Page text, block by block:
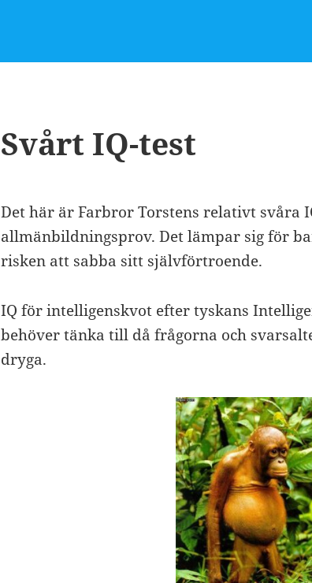
Svårt IQ-test
Det här är Farbror Torstens relativt svåra
allmänbildningsprov. Det lämpar sig för
risken att sabba sitt självförtroende.
IQ för intelligenskvot efter tyskans
behöver tänka till då frågorna och
dryga.